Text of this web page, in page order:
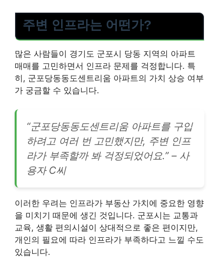
주변 인프라는 어떤가?
많은 사람들이 경기도 군포시 당동 지역의 아파트
매매를 고민하면서 인프라 문제를 걱정합니다. 특
히, 군포당동동도센트리움 아파트의 가치 상승 여부
가 궁금할 수 있습니다.
“군포당동동도센트리움 아파트를 구입
하려고 여러 번 고민했지만, 주변 인프
라가 부족할까 봐 걱정되었어요.” – 사
용자 C씨
이러한 우려는 인프라가 부동산 가치에 중요한 영향
을 미치기 때문에 생긴 것입니다. 군포시는 교통과
교육, 생활 편의시설이 상대적으로 좋은 편이지만,
개인의 필요에 따라 인프라가 부족하다고 느낄 수도
있습니다.